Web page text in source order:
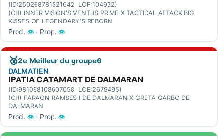
(ID:250268781521642 LOF:104932)
(CH) INNER VISION'S VENTUS PRIME X TACTICAL ATTACK BIG
KISSES OF LEGENDARY'S REBORN
Prod. 👁 · Prop. 👁
🥈2e Meilleur du groupe6
DALMATIEN
IPATIA CATAMART DE DALMARAN
(ID:981098108607058 LOE:2679495)
(CH) FARAON RAMSES I DE DALMARAN X GRETA GARBO DE
DALMARAN
Prod. 👁 · Prop. 👁